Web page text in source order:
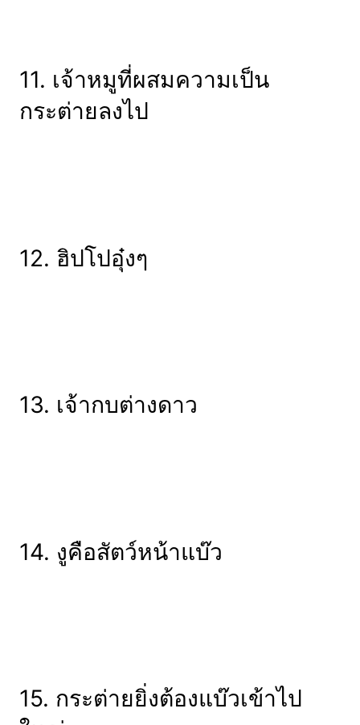
11. เจ้าหมูที่ผสมความเป็น
กระต่ายลงไป
12. ฮิปโปอุ๋งๆ
13. เจ้ากบต่างดาว
14. งูคือสัตว์หน้าแบ๊ว
15. กระต่ายยิ่งต้องแบ๊วเข้าไป